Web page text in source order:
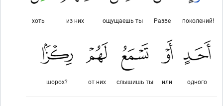
поколений!
Разве
ощущаешь ты
из них
хоть
одного
или
слышишь ты
от них
шорох?